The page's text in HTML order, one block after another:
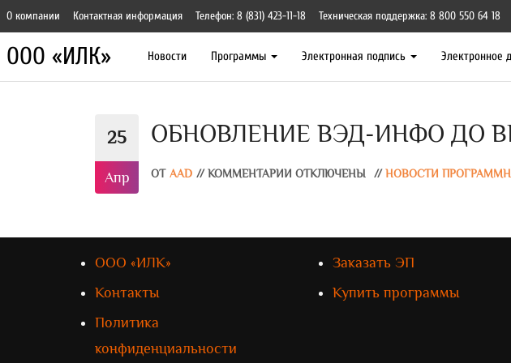
О компании Контактная информация Телефон: 8 (831) 423-11-18 Техническая поддержка: 8 800 550 64 18
ООО «ИЛК» Новости Программы Электронная подпись Электронное
25
Апр
ОБНОВЛЕНИЕ ВЭД-ИНФО ДО
ОТ AAD // КОММЕНТАРИИ ОТКЛЮЧЕНЫ // НОВОСТИ
ООО «ИЛК»
Контакты
Политика
конфиденциальности
Заказать ЭП
Купить программы